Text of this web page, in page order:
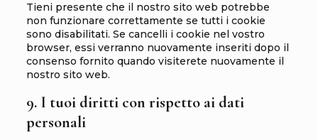
Tieni presente che il nostro sito web potrebbe
non funzionare correttamente se tutti i cookie
sono disabilitati. Se cancelli i cookie nel vostro
browser, essi verranno nuovamente inseriti dopo il
consenso fornito quando visiterete nuovamente il
nostro sito web.
9. I tuoi diritti con rispetto ai dati
personali